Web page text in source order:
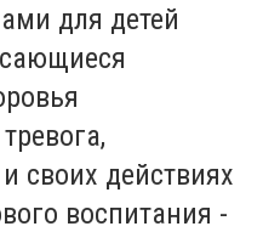
для детей
своих действиях
воспитания -